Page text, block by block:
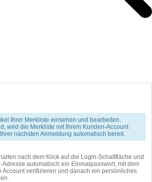
Ihrer Merkliste einsehen und bearbeiten.
wird die Merkliste mit Ihrem Kunden-Account
nächsten Anmeldung automatisch bereit.
nach dem Klick auf die Login-Schaltfläche und
automatisch ein Einmalpasswort, mit dem
Account verifizieren und danach ein persönliches